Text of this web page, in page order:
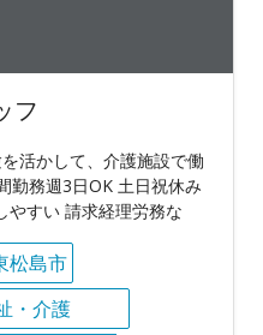
フ
活かして、介護施設で働
勤務週3日OK 土日祝休み
やすい 請求経理労務な
松島市
・介護